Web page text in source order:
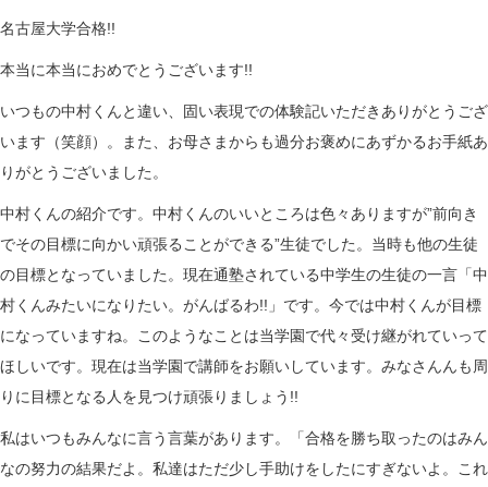
名古屋大学合格!!
本当に本当におめでとうございます!!
いつもの中村くんと違い、固い表現での体験記いただきありがとうござ
います（笑顔）。また、お母さまからも過分お褒めにあずかるお手紙あ
りがとうございました。
中村くんの紹介です。中村くんのいいところは色々ありますが”前向き
でその目標に向かい頑張ることができる”生徒でした。当時も他の生徒
の目標となっていました。現在通塾されている中学生の生徒の一言「中
村くんみたいになりたい。がんばるわ!!」です。今では中村くんが目標
になっていますね。このようなことは当学園で代々受け継がれていって
ほしいです。現在は当学園で講師をお願いしています。みなさんんも周
りに目標となる人を見つけ頑張りましょう!!
私はいつもみんなに言う言葉があります。「合格を勝ち取ったのはみん
なの努力の結果だよ。私達はただ少し手助けをしたにすぎないよ。これ